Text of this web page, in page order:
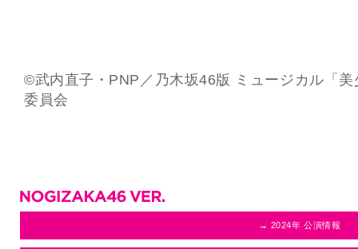
©武内直子・PNP／乃木坂46版 ミュージカル「
委員会
→ 2024年 公演情報